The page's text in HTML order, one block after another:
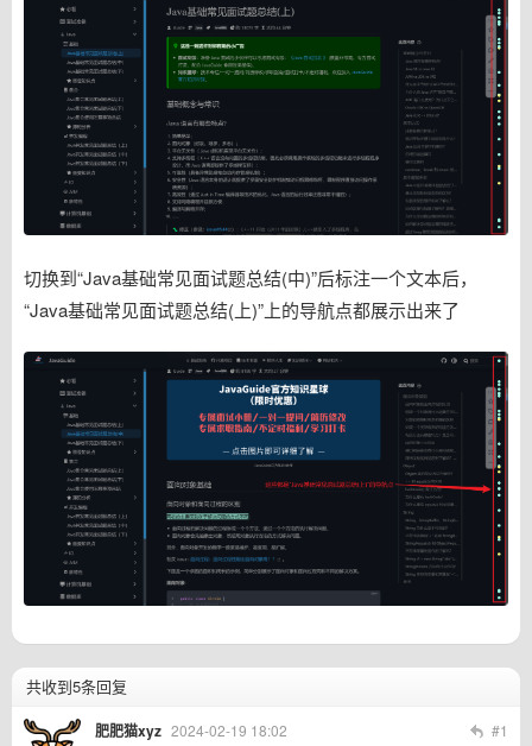
切换到“Java基础常见面试题总结(中)”后标注一个文本后，
“Java基础常见面试题总结(上)”上的导航点都展示出来了
共收到5条回复
肥肥猫xyz 2024-02-19 18:02 #1